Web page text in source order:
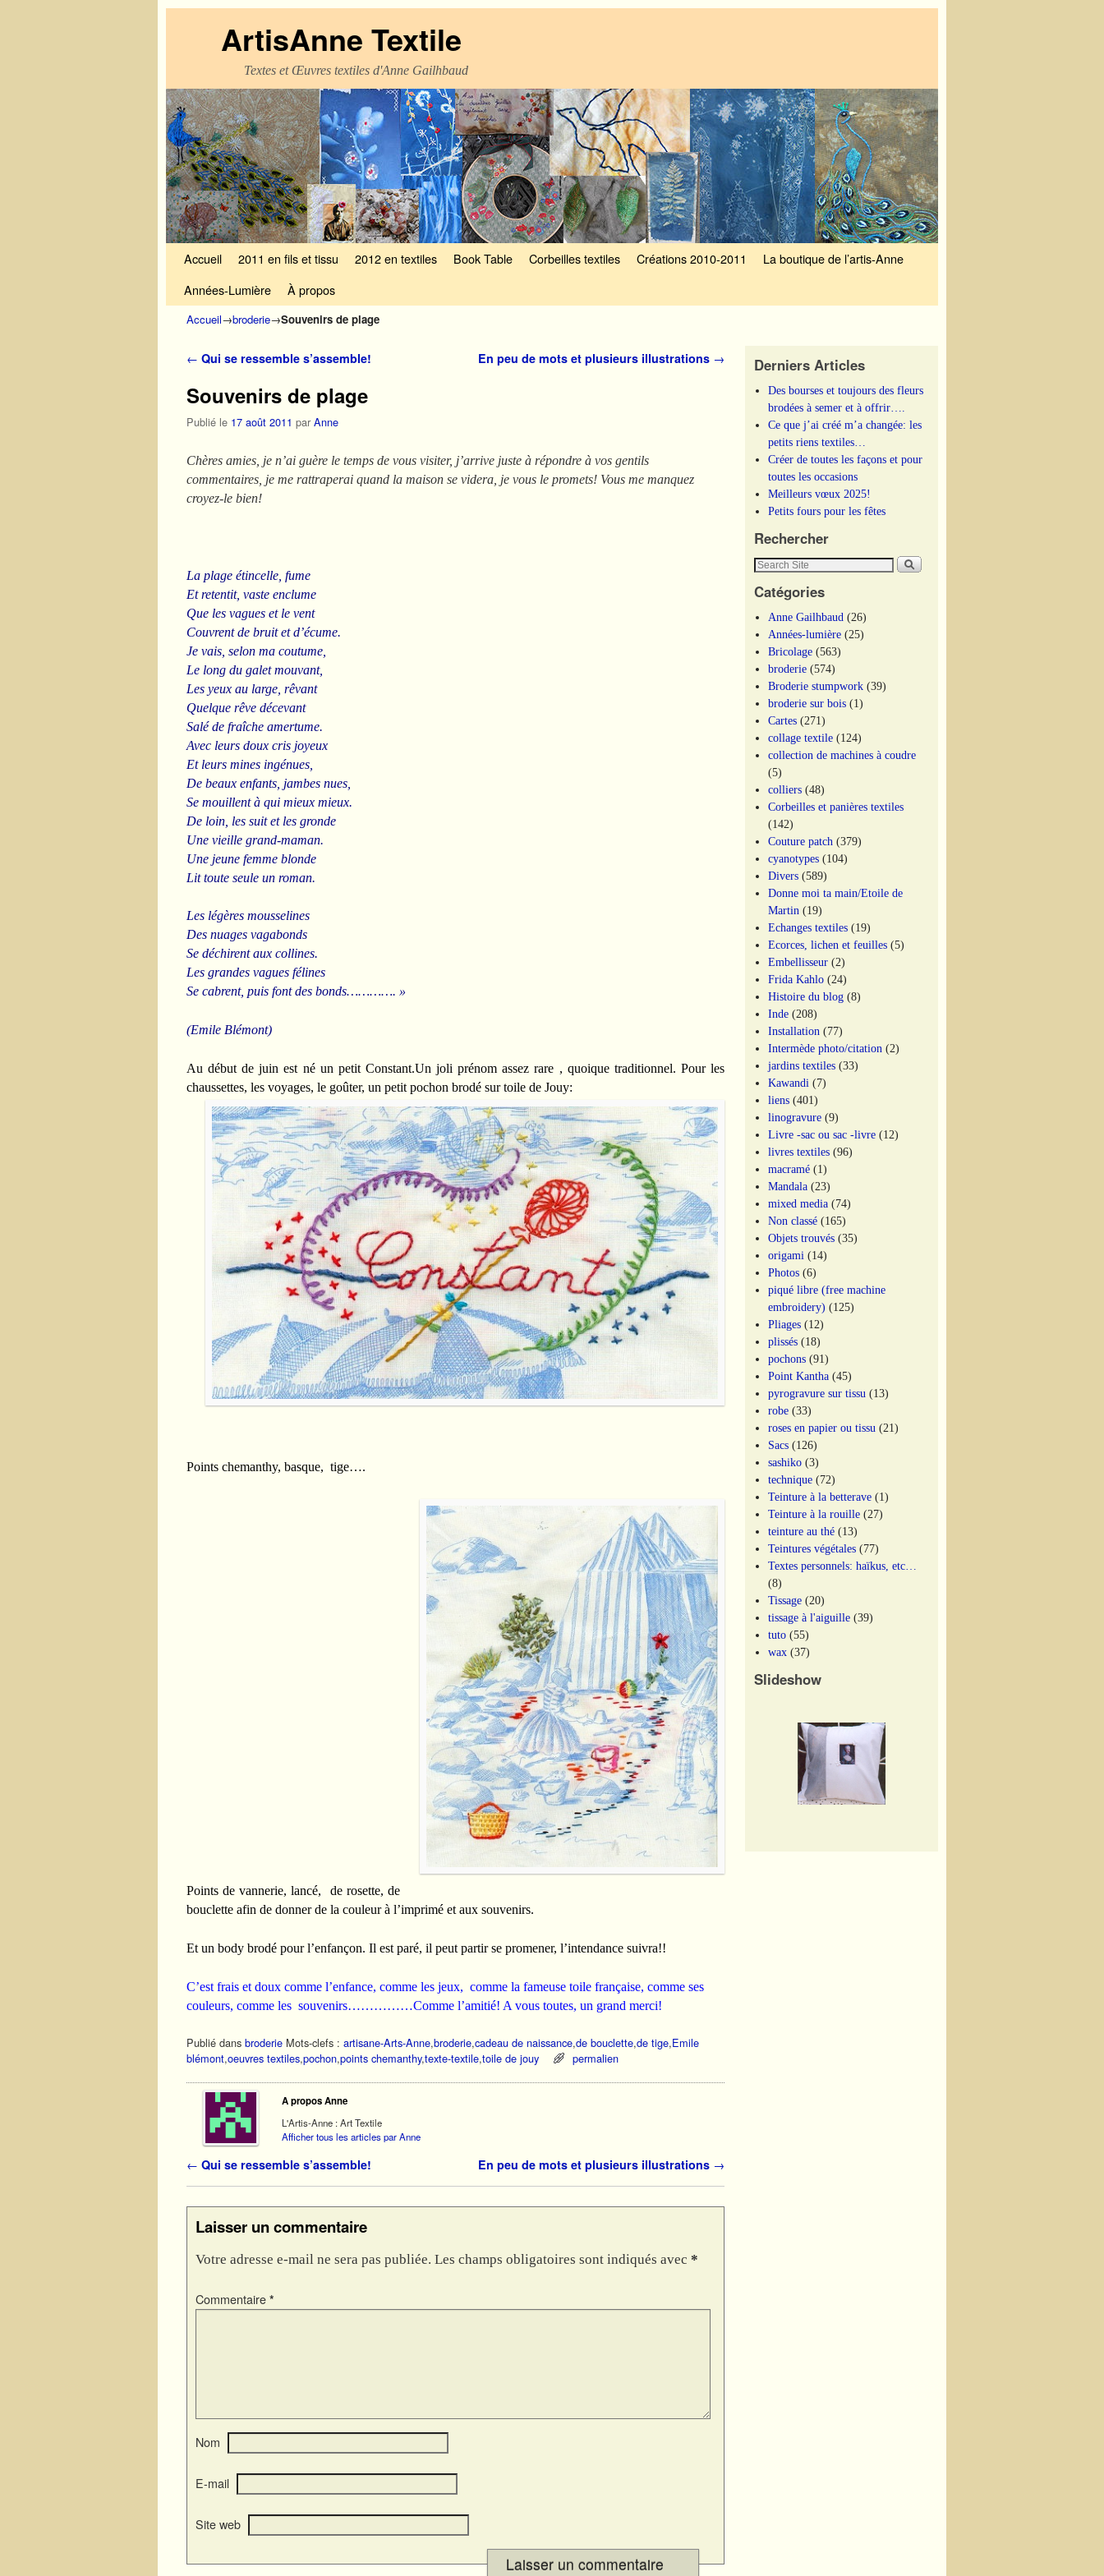
ArtisAnne Textile
Textes et Œuvres textiles d'Anne Gailhbaud
Accueil 2011 en fils et tissu 2012 en textiles Book Table Corbeilles textiles Créations 2010-2011
La boutique de l’artis-Anne
Années-Lumière
À propos
Accueil→broderie→Souvenirs de plage
Navigation des articles
← Qui se ressemble s’assemble! En peu de mots et plusieurs illustrations →
Souvenirs de plage
Publié le 17 août 2011 par Anne
Chères amies, je n’ai guère le temps de vous visiter, j’arrive juste à répondre à vos gentils
commentaires, je me rattraperai quand la maison se videra, je vous le promets! Vous me manquez
croyez-le bien!
La plage étincelle, fume
Et retentit, vaste enclume
Que les vagues et le vent
Couvrent de bruit et d’écume.
Je vais, selon ma coutume,
Le long du galet mouvant,
Les yeux au large, rêvant
Quelque rêve décevant
Salé de fraîche amertume.
Avec leurs doux cris joyeux
Et leurs mines ingénues,
De beaux enfants, jambes nues,
Se mouillent à qui mieux mieux.
De loin, les suit et les gronde
Une vieille grand-maman.
Une jeune femme blonde
Lit toute seule un roman.
Les légères mousselines
Des nuages vagabonds
Se déchirent aux collines.
Les grandes vagues félines
Se cabrent, puis font des bonds…………. »
(Emile Blémont)
Au début de juin est né un petit Constant.Un joli prénom assez rare , quoique traditionnel. Pour les
chaussettes, les voyages, le goûter, un petit pochon brodé sur toile de Jouy:
Points chemanthy, basque, tige….
Points de vannerie, lancé, de rosette, de
bouclette afin de donner de la couleur à l’imprimé et aux souvenirs.
Et un body brodé pour l’enfançon. Il est paré, il peut partir se promener, l’intendance suivra!!
C’est frais et doux comme l’enfance, comme les jeux, comme la fameuse toile française, comme ses
couleurs, comme les souvenirs……………Comme l’amitié! A vous toutes, un grand merci!
Publié dans broderie Mots-clefs : artisane-Arts-Anne,broderie,cadeau de naissance,de bouclette,de tige,Emile
blémont,oeuvres textiles,pochon,points chemanthy,texte-textile,toile de jouy permalien
A propos Anne
L'Artis-Anne : Art Textile
Afficher tous les articles par Anne
Navigation des articles
← Qui se ressemble s’assemble! En peu de mots et plusieurs illustrations →
Laisser un commentaire
Votre adresse e-mail ne sera pas publiée. Les champs obligatoires sont indiqués avec *
Commentaire *
Nom
E-mail
Site web
Derniers Articles
Des bourses et toujours des fleurs
brodées à semer et à offrir….
Ce que j’ai créé m’a changée: les
petits riens textiles…
Créer de toutes les façons et pour
toutes les occasions
Meilleurs vœux 2025!
Petits fours pour les fêtes
Rechercher
Catégories
Anne Gailhbaud (26)
Années-lumière (25)
Bricolage (563)
broderie (574)
Broderie stumpwork (39)
broderie sur bois (1)
Cartes (271)
collage textile (124)
collection de machines à coudre
(5)
colliers (48)
Corbeilles et panières textiles
(142)
Couture patch (379)
cyanotypes (104)
Divers (589)
Donne moi ta main/Etoile de
Martin (19)
Echanges textiles (19)
Ecorces, lichen et feuilles (5)
Embellisseur (2)
Frida Kahlo (24)
Histoire du blog (8)
Inde (208)
Installation (77)
Intermède photo/citation (2)
jardins textiles (33)
Kawandi (7)
liens (401)
linogravure (9)
Livre -sac ou sac -livre (12)
livres textiles (96)
macramé (1)
Mandala (23)
mixed media (74)
Non classé (165)
Objets trouvés (35)
origami (14)
Photos (6)
piqué libre (free machine
embroidery) (125)
Pliages (12)
plissés (18)
pochons (91)
Point Kantha (45)
pyrogravure sur tissu (13)
robe (33)
roses en papier ou tissu (21)
Sacs (126)
sashiko (3)
technique (72)
Teinture à la betterave (1)
Teinture à la rouille (27)
teinture au thé (13)
Teintures végétales (77)
Textes personnels: haïkus, etc…
(8)
Tissage (20)
tissage à l'aiguille (39)
tuto (55)
wax (37)
Slideshow